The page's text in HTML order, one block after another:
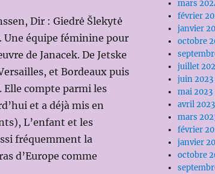
Dir : Giedrė Šlekytė
Une équipe féminine pour
de Janacek. De Jetske
et Bordeaux puis
compte parmi les
et a déjà mis en
L’enfant et les
fréquemment la
d’Europe comme
mars
février
janvier
octobre
juillet
juin 2023
mai 2023
avril 2023
mars
février
janvier
octobre